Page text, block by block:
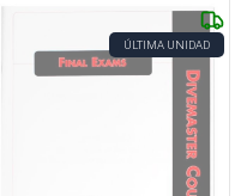
ÚLTIMA UNIDAD